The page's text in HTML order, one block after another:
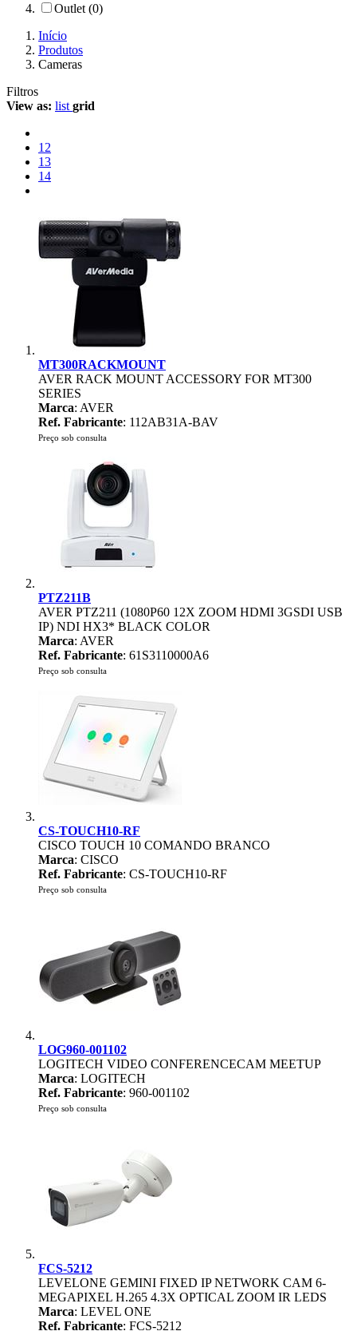
Outlet (0)
Início
Produtos
Cameras
Filtros
View as: list grid
12
13
14
MT300RACKMOUNT
AVER RACK MOUNT ACCESSORY FOR MT300
SERIES
Marca: AVER
Ref. Fabricante: 112AB31A-BAV
Preço sob consulta
PTZ211B
AVER PTZ211 (1080P60 12X ZOOM HDMI 3GSDI USB
IP) NDI HX3* BLACK COLOR
Marca: AVER
Ref. Fabricante: 61S3110000A6
Preço sob consulta
CS-TOUCH10-RF
CISCO TOUCH 10 COMANDO BRANCO
Marca: CISCO
Ref. Fabricante: CS-TOUCH10-RF
Preço sob consulta
LOG960-001102
LOGITECH VIDEO CONFERENCECAM MEETUP
Marca: LOGITECH
Ref. Fabricante: 960-001102
Preço sob consulta
FCS-5212
LEVELONE GEMINI FIXED IP NETWORK CAM 6-
MEGAPIXEL H.265 4.3X OPTICAL ZOOM IR LEDS
Marca: LEVEL ONE
Ref. Fabricante: FCS-5212